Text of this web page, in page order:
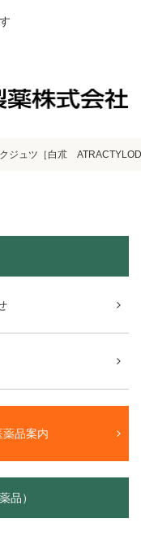
ジュツ［白朮
薬品案内
品）